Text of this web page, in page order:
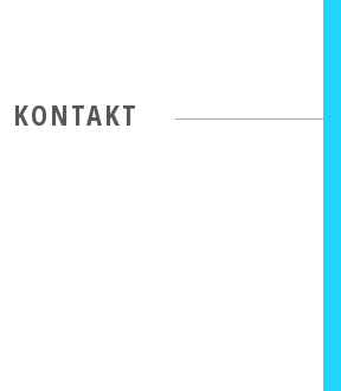
KONTAKT